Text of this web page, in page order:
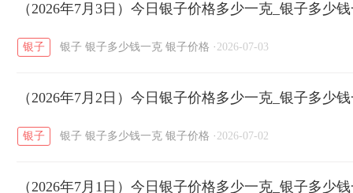
开国纪念币 大清银币 / 长城币 / 老
菜百 周生生 周大生
六福 / 金至尊 / 潮宏基 / 亚一金店
（2026年7月3日）今日银子价格多少一克_银子多少
银子 银子 银子多少钱一克 银子价格 · 2026-07-03
（2026年7月2日）今日银子价格多少一克_银子多少
银子 银子 银子多少钱一克 银子价格 · 2026-07-02
（2026年7月1日）今日银子价格多少一克_银子多少